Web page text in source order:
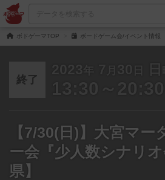
ボドゲーマTOP ボードゲーム会/イベント情報
終了
2023年 7 月 30 日 日
13:30～20:30
【7/30(日)】大宮マー
ー会『少人数シナリ
県】